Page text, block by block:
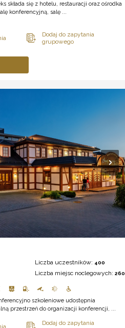
składa się z hotelu, restauracji oraz ośrodka
konferencyjną, salę ...
Liczba uczestników: 400
Liczba miejsc noclegowych:260
szkoleniowe udostępnia
przestrzeń do organizacji konferencji, ...